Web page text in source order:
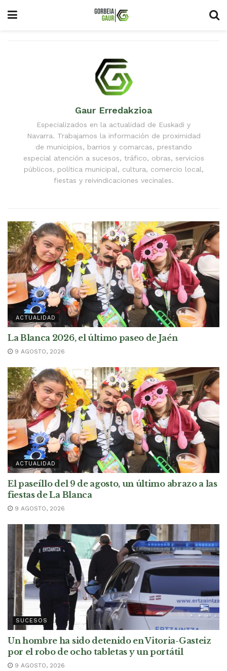
Gaur Erredakzioa
Especializados en la actualidad de Euskadi y
Navarra. Trabajamos la información de proximidad
de municipios, barrios y comarcas, prestando
especial atención a sucesos, tráfico, obras, servicios
públicos, política municipal, cultura, comercio local,
fiestas y reivindicaciones vecinales.
ACTUALIDAD
La Blanca 2026, el último paseo de Jaén
9 AGOSTO, 2026
ACTUALIDAD
El paseíllo del 9 de agosto, un último abrazo a las
fiestas de La Blanca
9 AGOSTO, 2026
SUCESOS
Un hombre ha sido detenido en Vitoria-Gasteiz
por el robo de ocho tabletas y un portátil
9 AGOSTO, 2026